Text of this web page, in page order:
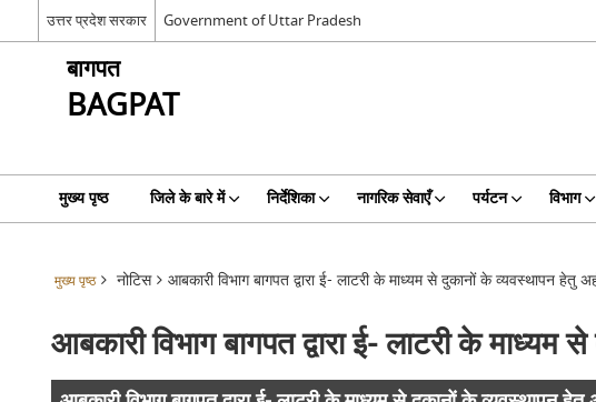
उत्तर प्रदेश सरकार Government of Uttar Pradesh
बागपत
BAGPAT
मुख्य पृष्ठ जिले के बारे में निर्देशिका नागरिक सेवाएँ पर्यटन विभाग
मुख्य पृष्ठ नोटिस आबकारी विभाग बागपत द्वारा ई- लाटरी के माध्यम से दुकानों के व्यवस्थापन हेतु
आबकारी विभाग बागपत द्वारा ई- लाटरी के